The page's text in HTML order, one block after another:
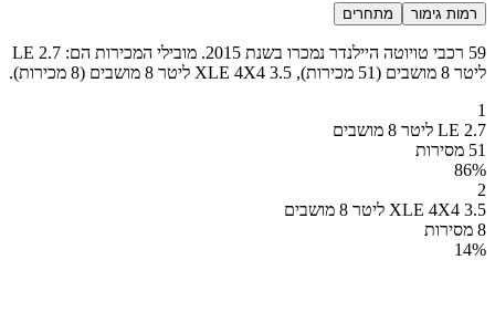
רמות גימור מתחרים
59 רכבי טויוטה היילנדר נמכרו בשנת 2015. מובילי המכירות הם: LE 2.7
ליטר 8 מושבים (51 מכירות), XLE 4X4 3.5 ליטר 8 מושבים (8 מכירות).
1
LE 2.7 ליטר 8 מושבים
51 מסירות
86%
2
XLE 4X4 3.5 ליטר 8 מושבים
8 מסירות
14%